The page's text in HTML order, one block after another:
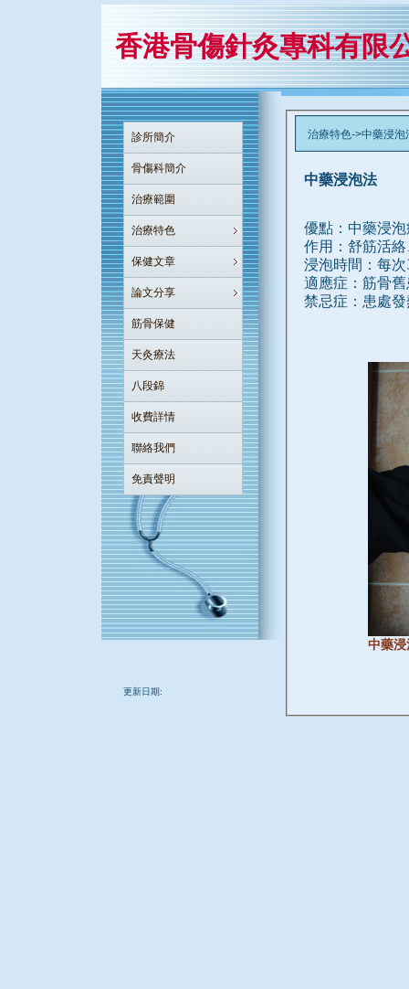
香港骨傷針灸專科有限
治療特色->中藥浸泡
中藥浸泡法
優點：中藥浸
作用：舒筋活
浸泡時間：每
適應症：筋骨
中藥
診所簡介
骨傷科簡介
治療範圍
治療特色
保健文章
論文分享
筋骨保健
天灸療法
八段錦
收費詳情
聯絡我們
免責聲明
更新日期: